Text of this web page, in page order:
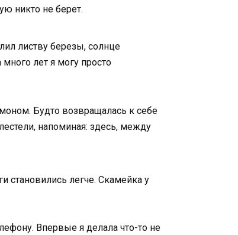
никто не берет.
листву березы, солнце
лет я могу просто
Будто возвращалась к себе
напоминая: здесь, между
становились легче. Скамейка у
Впервые я делала что-то не